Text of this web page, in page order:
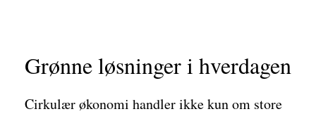
Grønne løsninger i hverdagen
Cirkulær økonomi handler ikke kun om store